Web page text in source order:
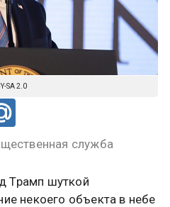
SA 2.0
служба
Трамп шуткой
некоего объекта в небе